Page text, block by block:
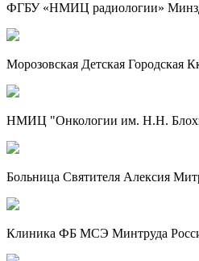
ФГБУ «НМИЦ радиологии»
Морозовская Детская Городская
НМИЦ "Онкологии им. Н.Н.
Больница Святителя Алексия
Клиника ФБ МСЭ Минтруда